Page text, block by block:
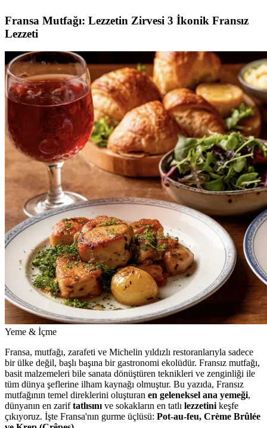
Fransa Mutfağı: Lezzetin Zirvesi 3 İkonik Fransız
Lezzeti
Yeme & İçme
Fransa, mutfağı, zarafeti ve Michelin yıldızlı restoranlarıyla sadece
bir ülke değil, başlı başına bir gastronomi ekolüdür. Fransız mutfağı,
basit malzemeleri bile sanata dönüştüren teknikleri ve zenginliği ile
tüm dünya şeflerine ilham kaynağı olmuştur. Bu yazıda, Fransız
mutfağının temel direklerini oluşturan en geleneksel ana yemeği,
dünyanın en zariftatlısınıve sokakların en tatlı lezzetinikeşfe
çıkıyoruz. İşte Fransa'nın gurme üçlüsü: Pot-au-feu, Crème Brûlée